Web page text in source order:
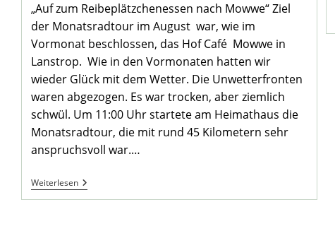
„Auf zum Reibeplätzchenessen nach Mowwe“ Ziel
der Monatsradtour im August war, wie im
Vormonat beschlossen, das Hof Café Mowwe in
Lanstrop. Wie in den Vormonaten hatten wir
wieder Glück mit dem Wetter. Die Unwetterfronten
waren abgezogen. Es war trocken, aber ziemlich
schwül. Um 11:00 Uhr startete am Heimathaus die
Monatsradtour, die mit rund 45 Kilometern sehr
anspruchsvoll war.…
WeiterlesenSo
War